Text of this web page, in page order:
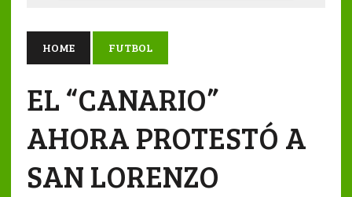
HOME FUTBOL
EL “CANARIO”
AHORA PROTESTÓ A
SAN LORENZO